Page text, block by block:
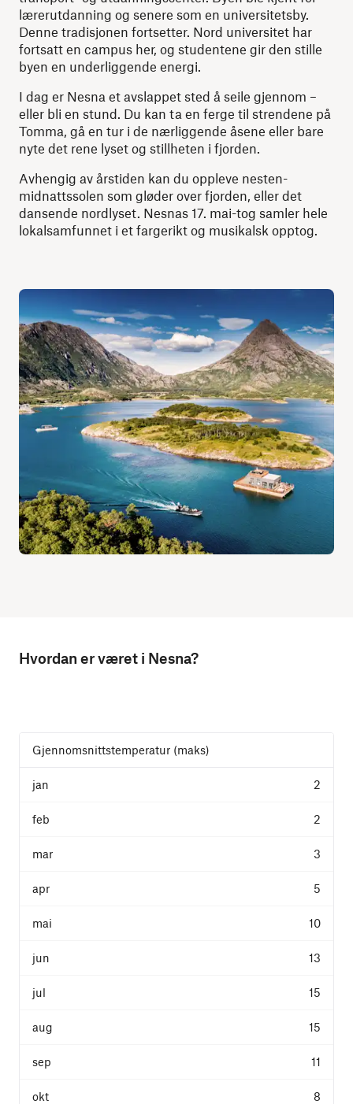
lærerutdanning og senere som en universitetsby.
Denne tradisjonen fortsetter. Nord universitet har
fortsatt en campus her, og studentene gir den stille
byen en underliggende energi.
I dag er Nesna et avslappet sted å seile gjennom –
eller bli en stund. Du kan ta en ferge til strendene på
Tomma, gå en tur i de nærliggende åsene eller bare
nyte det rene lyset og stillheten i fjorden.
Avhengig av årstiden kan du oppleve nesten-
midnattssolen som gløder over fjorden, eller det
dansende nordlyset. Nesnas 17. mai-tog samler hele
lokalsamfunnet i et fargerikt og musikalsk opptog.
Hvordan er været i Nesna?
Gjennomsnittstemperatur (maks)
2
2
3
5
10
13
15
15
11
8